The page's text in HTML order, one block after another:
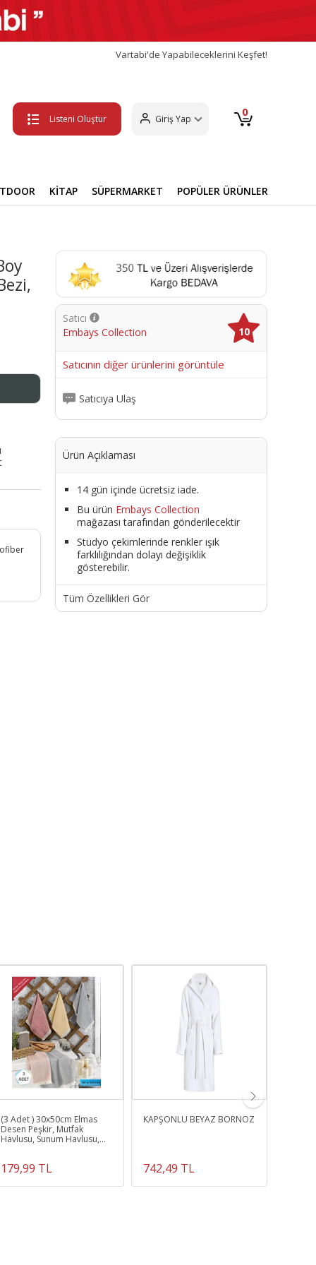
Vartabi'de Yapabileceklerini Keşfet!
Listeni Oluştur Giriş Yap 0
KİTAP SÜPERMARKET POPÜLER ÜRÜNLER
Satıcı
Embays Collection
10
Satıcının diğer ürünlerini görüntüle
Satıcıya Ulaş
Ürün Açıklaması
14 gün içinde ücretsiz iade.
Bu ürün Embays Collection
mağazası tarafından gönderilecektir
Stüdyo çekimlerinde renkler ışık
farklılığından dolayı değişiklik
gösterebilir.
Tüm Özellikleri Gör
(3 Adet ) 30x50cm Elmas
Desen Peşkir, Mutfak
Havlusu, Sunum Havlusu,
179,99 TL
KAPŞONLU BEYAZ BORNOZ
742,49 TL